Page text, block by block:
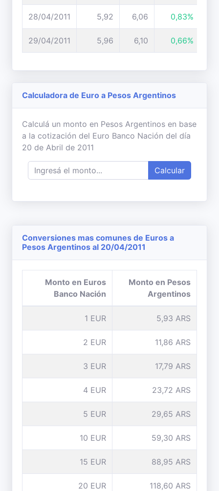
28/04/2011 5,92 6,06 0,83%
29/04/2011 5,96 6,10 0,66%
Calculadora de Euro a Pesos Argentinos
Calculá un monto en Pesos Argentinos en base
a la cotización del Euro Banco Nación del día
20 de Abril de 2011
Calcular
Conversiones mas comunes de Euros a
Pesos Argentinos al 20/04/2011
Monto en Euros
Banco Nación
Monto en Pesos
Argentinos
1 EUR 5,93 ARS
2 EUR 11,86 ARS
3 EUR 17,79 ARS
4 EUR 23,72 ARS
5 EUR 29,65 ARS
10 EUR 59,30 ARS
15 EUR 88,95 ARS
20 EUR 118,60 ARS